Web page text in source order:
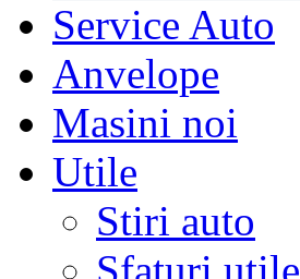
Service Auto
Anvelope
Masini noi
Utile
Stiri auto